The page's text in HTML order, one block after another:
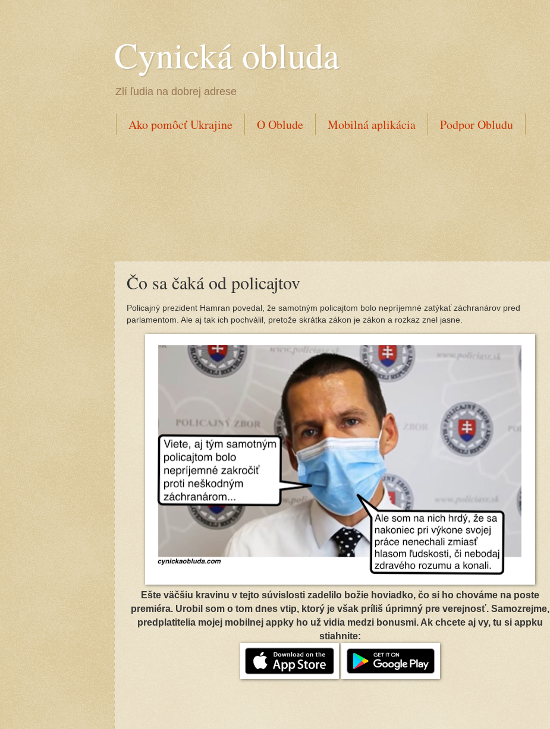
Cynická obluda
Zlí ľudia na dobrej adrese
Ako pomôcť Ukrajine O Oblude Mobilná aplikácia Podpor Obludu
Čo sa čaká od policajtov
Policajný prezident Hamran povedal, že samotným policajtom bolo nepríjemné zatýkať záchranárov pred
parlamentom. Ale aj tak ich pochválil, pretože skrátka zákon je zákon a rozkaz znel jasne.
Ešte väčšiu kravinu v tejto súvislosti zadelilo božie hoviadko, čo si ho chováme na poste
premiéra. Urobil som o tom dnes vtip, ktorý je však príliš úprimný pre verejnosť. Samozrejme,
predplatitelia mojej mobilnej appky ho už vidia medzi bonusmi. Ak chcete aj vy, tu si appku
stiahnite: